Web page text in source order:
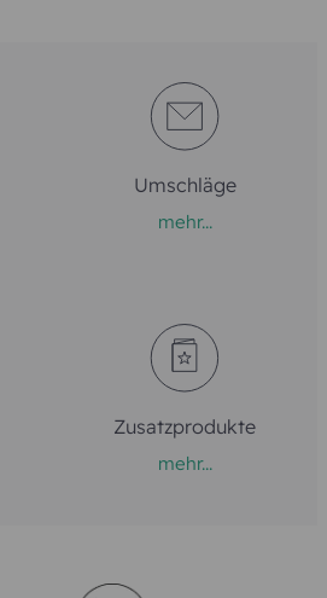
Umschläge
mehr...
Zusatzprodukte
mehr...